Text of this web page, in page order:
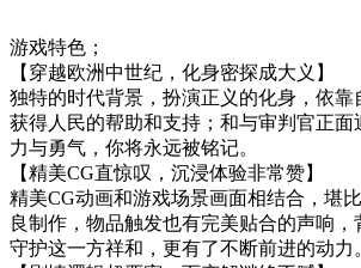
游戏特色；
【穿越欧洲中世纪，化身密探成大义】
独特的时代背景，扮演正义的化身，依靠
获得人民的帮助和支持；和与审判官正面
力与勇气，你将永远被铭记。
【精美CG直惊叹，沉浸体验非常赞】
精美CG动画和游戏场景画面相结合，堪
良制作，物品触发也有完美贴合的声响，
守护这一方祥和，更有了不断前进的动力